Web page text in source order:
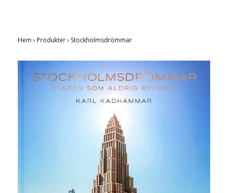
Hem › Produkter› Stockholmsdrömmar